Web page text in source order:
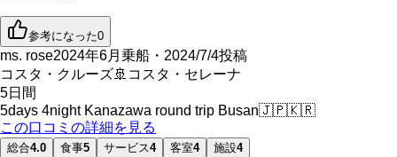
参考になった0
ms. rose2024年6月乗船・2024/7/4投稿
コスタ・クルーズ🚢 コスタ・セレーナ
5日間
5days 4night Kanazawa round trip Busan🇯🇵🇰🇷
この口コミの詳細を見る
総合4.0 食事5 サービス4 客室4 施設4